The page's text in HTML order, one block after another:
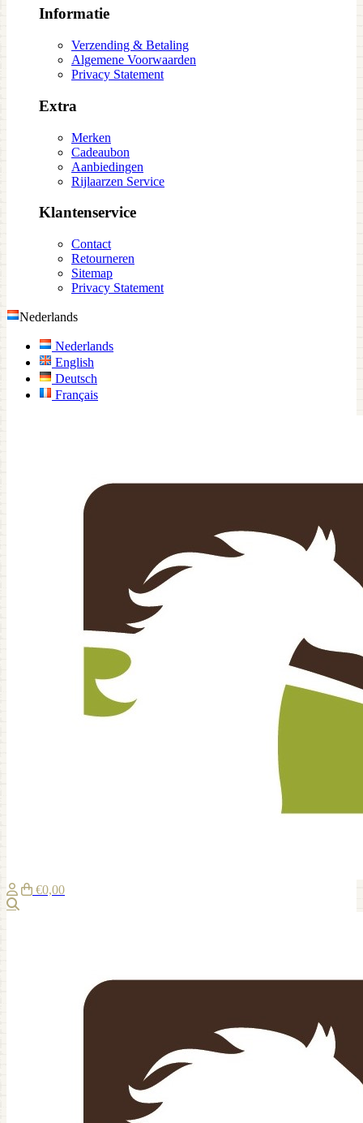
Informatie
Verzending & Betaling
Algemene Voorwaarden
Privacy Statement
Extra
Merken
Cadeaubon
Aanbiedingen
Rijlaarzen Service
Klantenservice
Contact
Retourneren
Sitemap
Privacy Statement
Nederlands
Nederlands
English
Deutsch
Français
€0,00